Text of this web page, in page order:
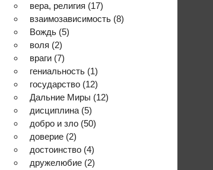
вера, религия (17)
взаимозависимость (8)
Вождь (5)
воля (2)
враги (7)
гениальность (1)
государство (12)
Дальние Миры (12)
дисциплина (5)
добро и зло (50)
доверие (2)
достоинство (4)
дружелюбие (2)